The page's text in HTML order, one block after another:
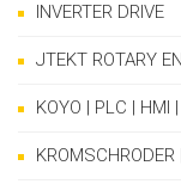
INVERTER DRIVE
JTEKT ROTARY
KOYO | PLC | HMI